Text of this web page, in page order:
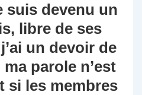
suis devenu un
libre de ses
un devoir de
parole n’est
si les membres